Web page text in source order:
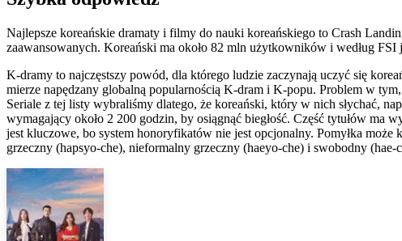
Najlepsze koreańskie dramaty i filmy do nauki koreańskiego to Crash
zaawansowanych. Koreański ma około 82 mln użytkowników i według
K-dramy to najczęstszy powód, dla którego ludzie zaczynają uczyć się
mierze napędzany globalną popularnością K-dram i K-popu. Problem w
Seriale z tej listy wybraliśmy dlatego, że koreański, który w nich słychać,
wymagający około 2 200 godzin, by osiągnąć biegłość. Część tytułów
jest kluczowe, bo system honoryfikatów nie jest opcjonalny. Pomyłka
grzeczny (hapsyo-che), nieformalny grzeczny (haeyo-che) i swobodny